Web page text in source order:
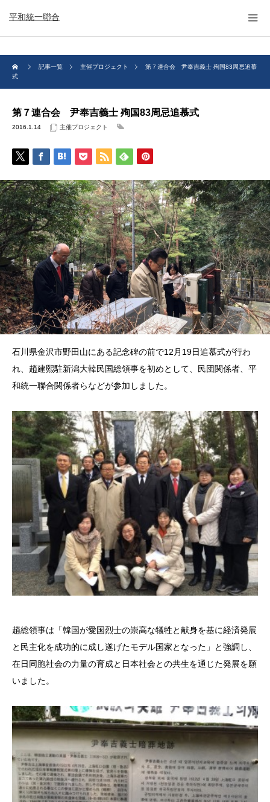
平和統一聯合
記事一覧 主催プロジェクト
第７連合会 尹奉吉義士 殉国83周忌追慕
式
第７連合会 尹奉吉義士 殉国83周忌追慕式
2016.1.14 主催プロジェクト
石川県金沢市野田山にある記念碑の前で12月19日追慕式が行わ
れ、趙建熙駐新潟大韓民国総領事を初めとして、民団関係者、平
和統一聯合関係者らなどが参加しました。
趙総領事は「韓国が愛国烈士の崇高な犠牲と献身を基に経済発展
と民主化を成功的に成し遂げたモデル国家となった」と強調し、
在日同胞社会の力量の育成と日本社会との共生を通じた発展を願
いました。